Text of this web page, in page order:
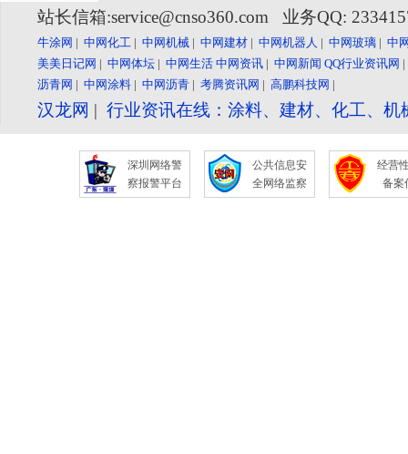
站长信箱:service@cnso360.com 业务QQ:
牛涂网 | 中网化工 | 中网机械 | 中网建材 | 中网机器人 | 中网玻璃 | 中
美美日记网 | 中网体坛 | 中网生活 中网资讯 | 中网新闻 QQ行业资讯网
沥青网 | 中网涂料 | 中网沥青 | 考腾资讯网 | 高鹏科技网 |
汉龙网 | 行业资讯在线：涂料、建材、化工、
深圳网络警
察报警平台
公共信息安
全网络监察
经营
备案